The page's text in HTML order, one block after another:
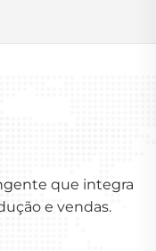
que integra
e vendas.